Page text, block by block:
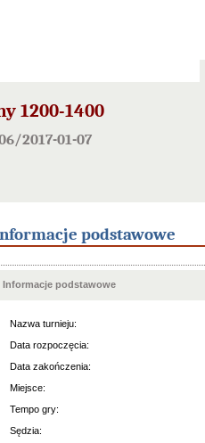
1200-1400
2017-01-07
podstawowe
Informacje podstawowe
Nazwa turnieju:
Data rozpoczęcia:
Data zakończenia:
Miejsce:
Tempo gry:
Sędzia: